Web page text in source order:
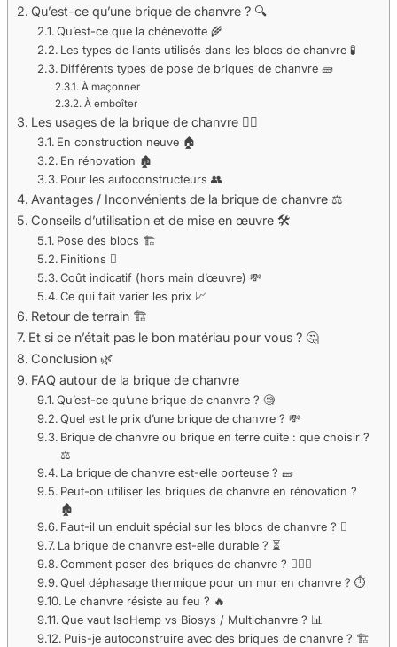
Qu’est-ce qu’une brique de chanvre ? 🔍
Qu’est-ce que la chènevotte 🌾
Les types de liants utilisés dans les blocs de chanvre 🧪
Différents types de pose de briques de chanvre 🧱
À maçonner
À emboîter
Les usages de la brique de chanvre 👷‍♀️
En construction neuve 🏠
En rénovation 🏚️
Pour les autoconstructeurs 👥
Avantages / Inconvénients de la brique de chanvre ⚖️
Conseils d’utilisation et de mise en œuvre 🛠️
Pose des blocs 🏗️
Finitions 🫟
Coût indicatif (hors main d’œuvre) 💸
Ce qui fait varier les prix 📈
Retour de terrain 🏗️
Et si ce n’était pas le bon matériau pour vous ? 🤔
Conclusion 🌿
FAQ autour de la brique de chanvre
Qu’est-ce qu’une brique de chanvre ? 🧐
Quel est le prix d’une brique de chanvre ? 💸
Brique de chanvre ou brique en terre cuite : que choisir ?
⚖️
La brique de chanvre est-elle porteuse ? 🧱
Peut-on utiliser les briques de chanvre en rénovation ?
🏚️
Faut-il un enduit spécial sur les blocs de chanvre ? 🫟
La brique de chanvre est-elle durable ? ⏳
Comment poser des briques de chanvre ? 👷🏻‍♂️
Quel déphasage thermique pour un mur en chanvre ? ⏱️
Le chanvre résiste au feu ? 🔥
Que vaut IsoHemp vs Biosys / Multichanvre ? 📊
Puis-je autoconstruire avec des briques de chanvre ? 🏗️